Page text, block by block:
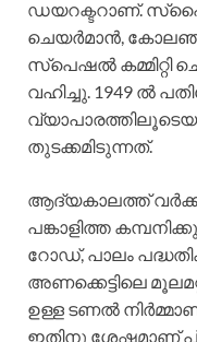
ഡയറക്ടറാണ്.
ചെയർമാൻ,
സ്പെഷൽ കമ്മിറ്റി
വഹിച്ചു. 1949 ൽ
തുടക്കമിടുന്നത്.
ആദ്യകാലത്ത്
പങ്കാളിത്ത
റോഡ്, പാലം
അണക്കെട്ടിലെ
ഉള്ള ടണൽ
ഇതിനു ശേഷമാണ്